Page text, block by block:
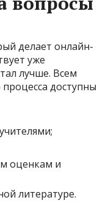
делает онлайн-
уже
лучше. Всем
доступны
оценкам и
литературе.